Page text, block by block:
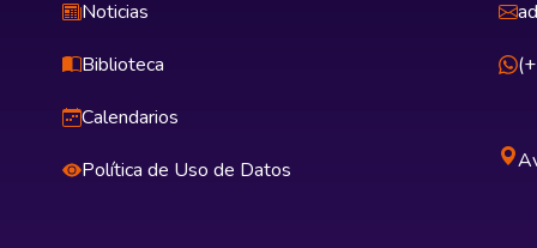
Noticias
Biblioteca
Calendarios
Política de Uso de Datos